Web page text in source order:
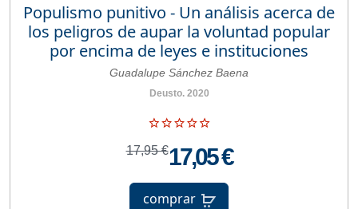
Populismo punitivo - Un análisis acerca de
los peligros de aupar la voluntad popular
por encima de leyes e instituciones
Guadalupe Sánchez Baena
Deusto. 2020
17,95 €17,05 €
comprar